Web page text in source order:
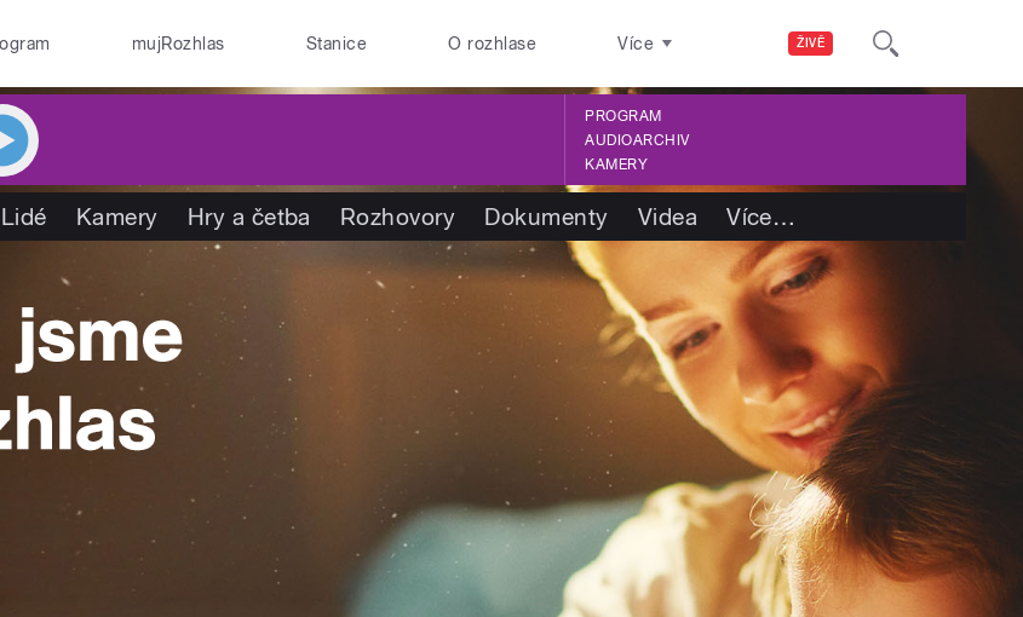
ŽIVĚ
mujRozhlas Stanice O rozhlase Více
PROGRAM
AUDIOARCHIV
KAMERY
Lidé Kamery Hry a četba Rozhovory Dokumenty Videa Více…